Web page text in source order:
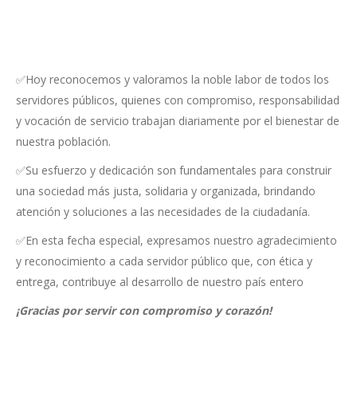
✅Hoy reconocemos y valoramos la noble labor de todos los
servidores públicos, quienes con compromiso, responsabilidad
y vocación de servicio trabajan diariamente por el bienestar de
nuestra población.
✅Su esfuerzo y dedicación son fundamentales para construir
una sociedad más justa, solidaria y organizada, brindando
atención y soluciones a las necesidades de la ciudadanía.
✅En esta fecha especial, expresamos nuestro agradecimiento
y reconocimiento a cada servidor público que, con ética y
entrega, contribuye al desarrollo de nuestro país entero
¡Gracias por servir con compromiso y corazón!